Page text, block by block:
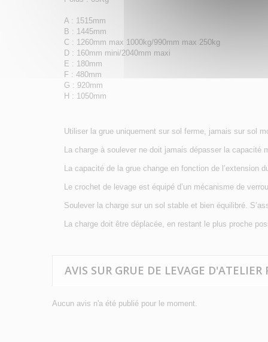
A : 1515mm
B : 1445mm
C : 1260mm max 1000kg/990mm max 250kg
D : 160mm mini/2040mm maxi
E : 180mm
F : 480mm
G : 920mm
H : 1050mm
Utiliser la grue uniquement sur sol ferme, jamais sur sol
La charge à soulever ne doit jamais dépasser la capacité
La capacité de la grue change en fonction de l’extension
Le crochet de levage est équipé d’un mécanisme de
Soulever la charge sur un sol stable et bien équilibré.
La charge doit être déplacée, en restant le plus proche
AVIS SUR GRUE DE LEVAGE
Aucun avis n'a été publié pour le moment.